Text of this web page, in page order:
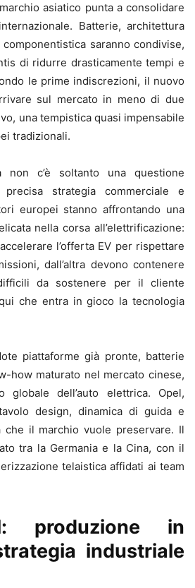
asiatico punta a consolidare
Batterie, architettura
saranno condivise,
di ridurre drasticamente tempi e
le prime indiscrezioni, il nuovo
sul mercato in meno di due
una tempistica quasi impensabile
tradizionali.
non c’è soltanto una questione
strategia commerciale e
europei stanno affrontando una
nella corsa all’elettrificazione:
l’offerta EV per rispettare
dall’altra devono contenere
da sostenere per il cliente
che entra in gioco la tecnologia
piattaforme già pronte, batterie
how maturato nel mercato cinese,
globale dell’auto elettrica. Opel,
design, dinamica di guida e
che il marchio vuole preservare. Il
tra la Germania e la Cina, con il
telaistica affidati ai team
produzione in
industriale